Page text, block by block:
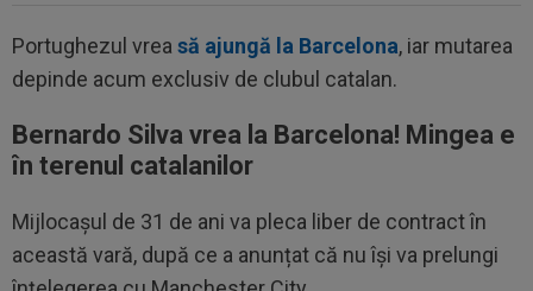
Portughezul vrea să ajungă la Barcelona, iar mutarea
depinde acum exclusiv de clubul catalan.
Bernardo Silva vrea la Barcelona! Mingea e
în terenul catalanilor
Mijlocașul de 31 de ani va pleca liber de contract în
această vară, după ce a anunțat că nu își va prelungi